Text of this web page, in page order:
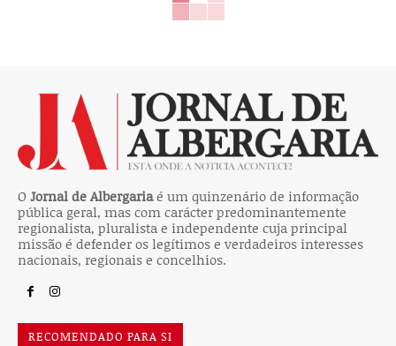
O Jornal de Albergariaé um quinzenário de informação
pública geral, mas com carácter predominantemente
regionalista, pluralista e independente cuja principal
missão é defender os legítimos e verdadeiros interesses
nacionais, regionais e concelhios.
RECOMENDADO PARA SI